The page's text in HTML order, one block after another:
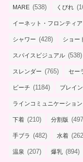
MARE (538) くびれ
イーネット・フロンティア
シャワー (428) ショー
スパイスビジュアル (538)
スレンダー (765) セー
ビーチ (1184) ブレイン
ラインコミュニケーショ
下着 (210) 分割版
手ブラ (482) 水着
温泉 (207) 爆乳 (894)